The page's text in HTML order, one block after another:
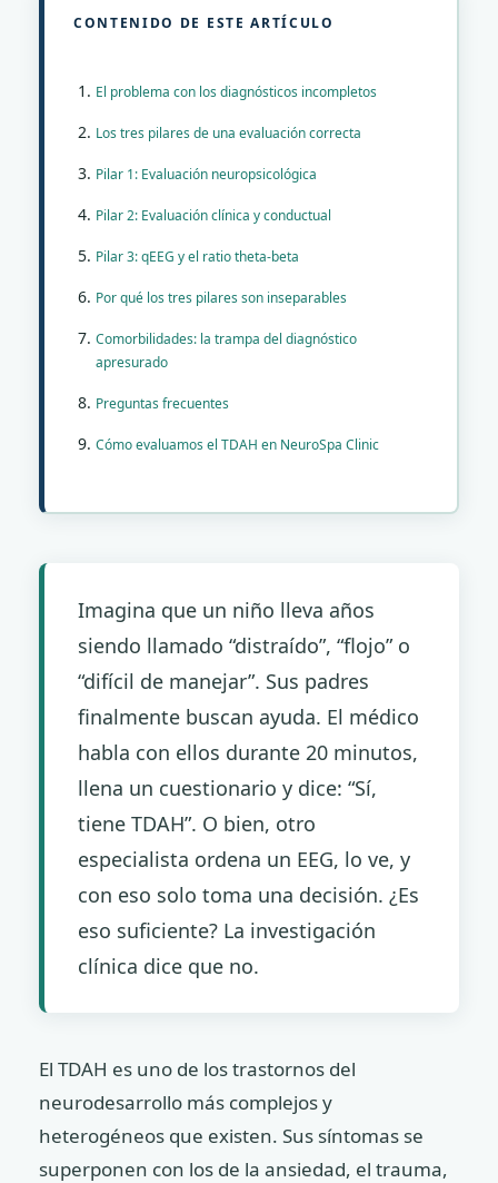
CONTENIDO DE ESTE ARTÍCULO
El problema con los diagnósticos incompletos
Los tres pilares de una evaluación correcta
Pilar 1: Evaluación neuropsicológica
Pilar 2: Evaluación clínica y conductual
Pilar 3: qEEG y el ratio theta-beta
Por qué los tres pilares son inseparables
Comorbilidades: la trampa del diagnóstico
apresurado
Preguntas frecuentes
Cómo evaluamos el TDAH en NeuroSpa Clinic
Imagina que un niño lleva años
siendo llamado “distraído”, “flojo” o
“difícil de manejar”. Sus padres
finalmente buscan ayuda. El médico
habla con ellos durante 20 minutos,
llena un cuestionario y dice: “Sí,
tiene TDAH”. O bien, otro
especialista ordena un EEG, lo ve, y
con eso solo toma una decisión. ¿Es
eso suficiente? La investigación
clínica dice que no.
El TDAH es uno de los trastornos del
neurodesarrollo más complejos y
heterogéneos que existen. Sus síntomas se
superponen con los de la ansiedad, el trauma,